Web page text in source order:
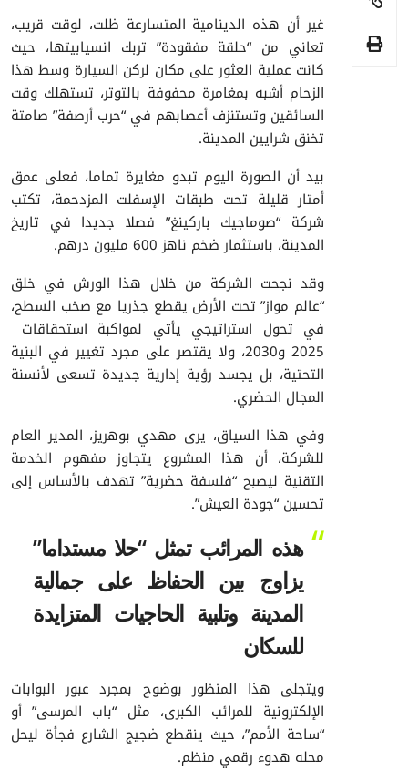
غير أن هذه الدينامية المتسارعة ظلت، لوقت قريب،
تعاني من “حلقة مفقودة” تربك انسيابيتها، حيث
كانت عملية العثور على مكان لركن السيارة وسط هذا
الزحام أشبه بمغامرة محفوفة بالتوتر، تستهلك وقت
السائقين وتستنزف أعصابهم في “حرب أرصفة” صامتة
تخنق شرايين المدينة.
بيد أن الصورة اليوم تبدو مغايرة تماما، فعلى عمق
أمتار قليلة تحت طبقات الإسفلت المزدحمة، تكتب
شركة “صوماجيك باركينغ” فصلا جديدا في تاريخ
المدينة، باستثمار ضخم ناهز 600 مليون درهم.
وقد نجحت الشركة من خلال هذا الورش في خلق
“عالم مواز” تحت الأرض يقطع جذريا مع صخب السطح،
في تحول استراتيجي يأتي لمواكبة استحقاقات
2025 و2030، ولا يقتصر على مجرد تغيير في البنية
التحتية، بل يجسد رؤية إدارية جديدة تسعى لأنسنة
المجال الحضري.
وفي هذا السياق، يرى مهدي بوهريز، المدير العام
للشركة، أن هذا المشروع يتجاوز مفهوم الخدمة
التقنية ليصبح “فلسفة حضرية” تهدف بالأساس إلى
تحسين “جودة العيش”.
هذه المرائب تمثل “حلا مستداما”
يزاوج بين الحفاظ على جمالية
المدينة وتلبية الحاجيات المتزايدة
للسكان
ويتجلى هذا المنظور بوضوح بمجرد عبور البوابات
الإلكترونية للمرائب الكبرى، مثل “باب المرسى” أو
“ساحة الأمم”، حيث ينقطع ضجيج الشارع فجأة ليحل
محله هدوء رقمي منظم.